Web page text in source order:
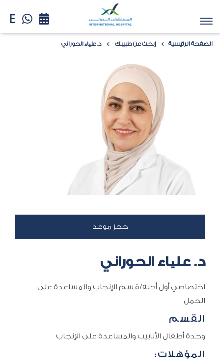
الصفحة الرئيسية إبحث عن طبيبك د. علیاء الحوراني
د. علیاء الحوراني
اختصاصي أول أجنة/قسم الإنجاب والمساعدة على
الحمل
القسم
وحدة أطفال الأنابيب والمساعدة على الإنجاب
المؤهلات: